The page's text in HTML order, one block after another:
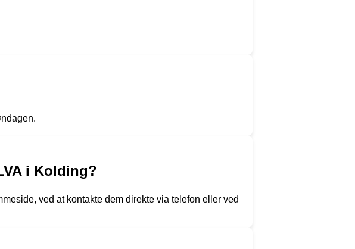
i Kolding?
ved at kontakte dem direkte via telefon eller ved